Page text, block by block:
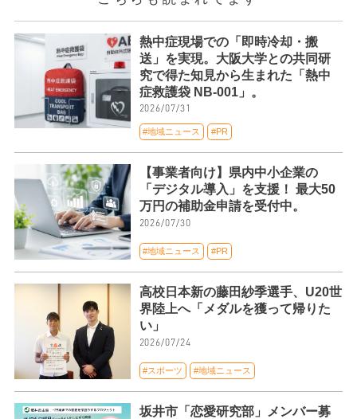
熱中症現場での「即時冷却・搬
送」を実現。大阪大学との共同研
究で得た知見から生まれた「熱中
症救護袋 NB-001」。
2026/07/31
#地域ニュース #PR
【事業者向け】県内中小企業の
「デジタル導入」を支援！ 最大50
万円の補助金申請を受付中。
2026/07/30
#地域ニュース #PR
高校日本新の藤田紗季選手、U20世
界陸上へ「メダルを獲って帰りた
い」
2026/07/24
#スポーツ #地域ニュース
坂井市「恋愛研究部」メンバー募